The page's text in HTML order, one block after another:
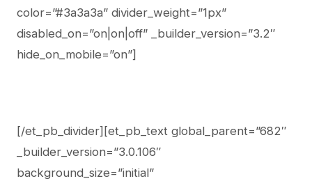
color=”#3a3a3a” divider_weight=”1px”
disabled_on=”on|on|off” _builder_version=”3.2″
hide_on_mobile=”on”]
[/et_pb_divider][et_pb_text global_parent=”682″
_builder_version=”3.0.106″
background_size=”initial”